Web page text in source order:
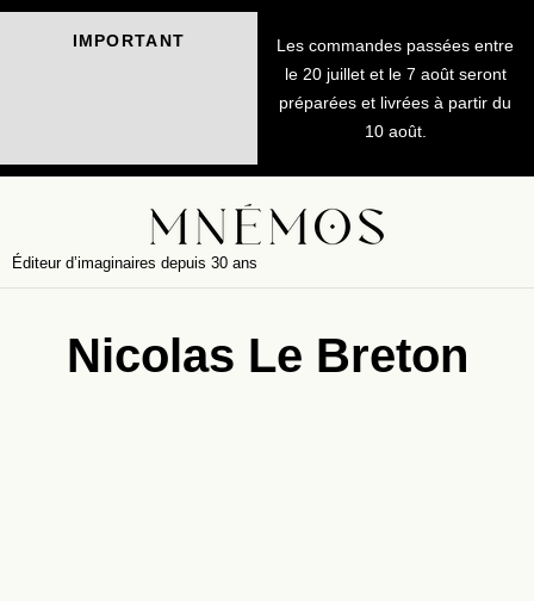
IMPORTANT
Les commandes passées entre
le 20 juillet et le 7 août seront
préparées et livrées à partir du
10 août.
Éditeur d’imaginaires depuis 30 ans
Nicolas Le Breton